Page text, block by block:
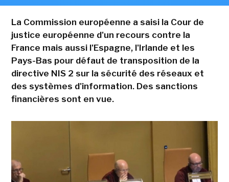
La Commission européenne a saisi la Cour de
justice européenne d'un recours contre la
France mais aussi l'Espagne, l'Irlande et les
Pays-Bas pour défaut de transposition de la
directive NIS 2 sur la sécurité des réseaux et
des systèmes d'information. Des sanctions
financières sont en vue.